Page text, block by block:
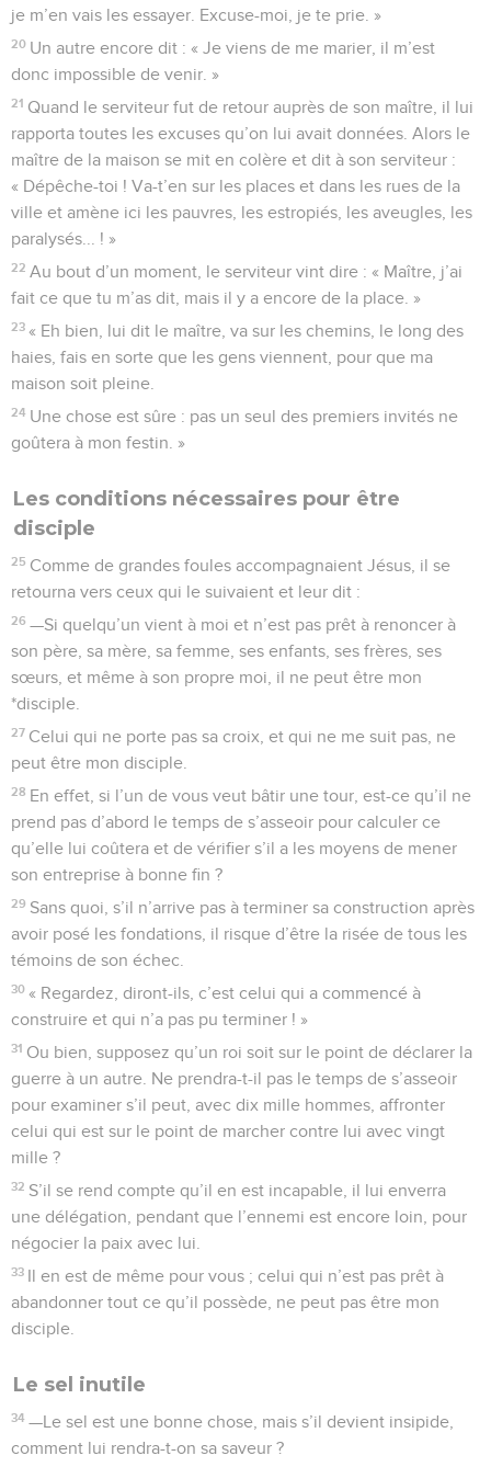
je m’en vais les essayer. Excuse-moi, je te prie. »
20 Un autre encore dit : « Je viens de me marier, il m’est
donc impossible de venir. »
21 Quand le serviteur fut de retour auprès de son maître, il lui
rapporta toutes les excuses qu’on lui avait données. Alors le
maître de la maison se mit en colère et dit à son serviteur :
« Dépêche-toi ! Va-t’en sur les places et dans les rues de la
ville et amène ici les pauvres, les estropiés, les aveugles, les
paralysés... ! »
22 Au bout d’un moment, le serviteur vint dire : « Maître, j’ai
fait ce que tu m’as dit, mais il y a encore de la place. »
23 « Eh bien, lui dit le maître, va sur les chemins, le long des
haies, fais en sorte que les gens viennent, pour que ma
maison soit pleine.
24 Une chose est sûre : pas un seul des premiers invités ne
goûtera à mon festin. »
Les conditions nécessaires pour être
disciple
25 Comme de grandes foules accompagnaient Jésus, il se
retourna vers ceux qui le suivaient et leur dit :
26 —Si quelqu’un vient à moi et n’est pas prêt à renoncer à
son père, sa mère, sa femme, ses enfants, ses frères, ses
sœurs, et même à son propre moi, il ne peut être mon
*disciple.
27 Celui qui ne porte pas sa croix, et qui ne me suit pas, ne
peut être mon disciple.
28 En effet, si l’un de vous veut bâtir une tour, est-ce qu’il ne
prend pas d’abord le temps de s’asseoir pour calculer ce
qu’elle lui coûtera et de vérifier s’il a les moyens de mener
son entreprise à bonne fin ?
29 Sans quoi, s’il n’arrive pas à terminer sa construction après
avoir posé les fondations, il risque d’être la risée de tous les
témoins de son échec.
30 « Regardez, diront-ils, c’est celui qui a commencé à
construire et qui n’a pas pu terminer ! »
31 Ou bien, supposez qu’un roi soit sur le point de déclarer la
guerre à un autre. Ne prendra-t-il pas le temps de s’asseoir
pour examiner s’il peut, avec dix mille hommes, affronter
celui qui est sur le point de marcher contre lui avec vingt
mille ?
32 S’il se rend compte qu’il en est incapable, il lui enverra
une délégation, pendant que l’ennemi est encore loin, pour
négocier la paix avec lui.
33 Il en est de même pour vous ; celui qui n’est pas prêt à
abandonner tout ce qu’il possède, ne peut pas être mon
disciple.
Le sel inutile
34 —Le sel est une bonne chose, mais s’il devient insipide,
comment lui rendra-t-on sa saveur ?